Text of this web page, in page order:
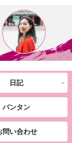
日記
バンタン
問い合わせ